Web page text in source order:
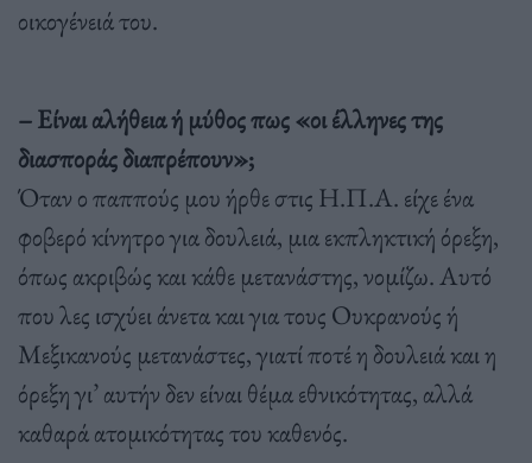
οικογένειά του.
– Είναι αλήθεια ή μύθος πως «οι έλληνες της
διασποράς διαπρέπουν»;
Όταν ο παππούς μου ήρθε στις Η.Π.Α. είχε ένα
φοβερό κίνητρο για δουλειά, μια εκπληκτική όρεξη,
όπως ακριβώς και κάθε μετανάστης, νομίζω. Αυτό
που λες ισχύει άνετα και για τους Ουκρανούς ή
Μεξικανούς μετανάστες, γιατί ποτέ η δουλειά και η
όρεξη γι’ αυτήν δεν είναι θέμα εθνικότητας, αλλά
καθαρά ατομικότητας του καθενός.